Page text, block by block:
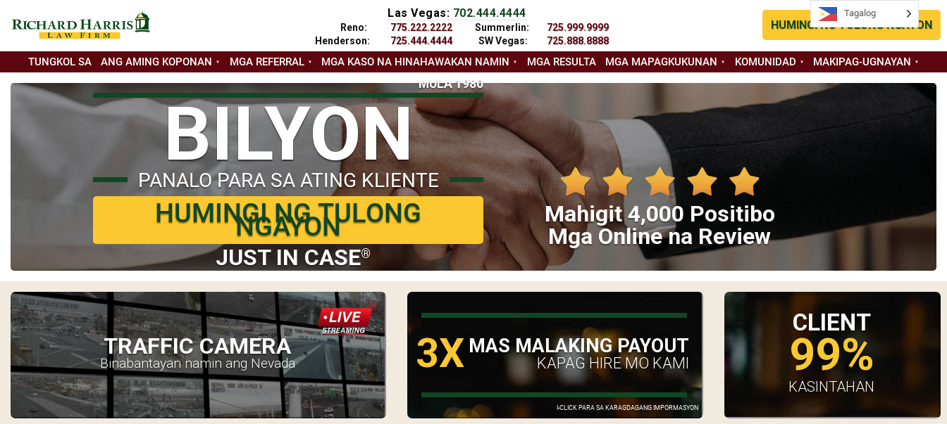
Las Vegas: 702.444.4444
Reno:
775.222.2222
Henderson:
725.444.4444
Summerlin:
725.999.9999
SW Vegas:
725.888.8888
HUMINGI NG TULONG NGAYON
TUNGKOL SA ANG AMING KOPONAN MGA REFERRAL MGA KASO NA HINAHAWAKAN NAMIN MGA RESULTA MGA MAPAGKUKUNAN KOMUNIDAD MAKIPAG-UGNAYAN
MULA 1980
BILYON
PANALO PARA SA ATING KLIENTE
HUMINGI NG TULONG
NGAYON
JUST IN CASE®
Mahigit 4,000 Positibo
Mga Online na Review
TRAFFIC CAMERA
Binabantayan namin ang Nevada
I-CLICK PARA SA KARAGDAGANG IMPORMASYON
3X MAS MALAKING PAYOUT
KAPAG HIRE MO KAMI
CLIENT
99%
KASINTAHAN
Tagalog